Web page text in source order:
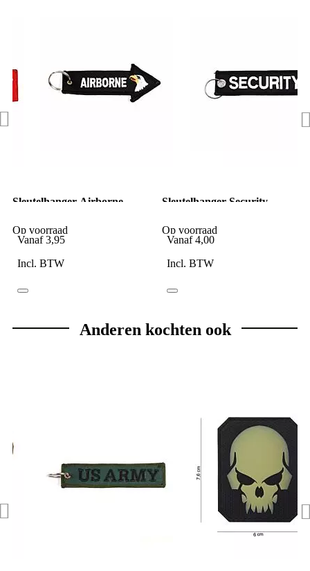
Sleutelhanger Airborne
Op voorraad
Vanaf 3,95
Incl. BTW
Sleutelhanger Security
Op voorraad
Vanaf 4,00
Incl. BTW
Anderen kochten ook